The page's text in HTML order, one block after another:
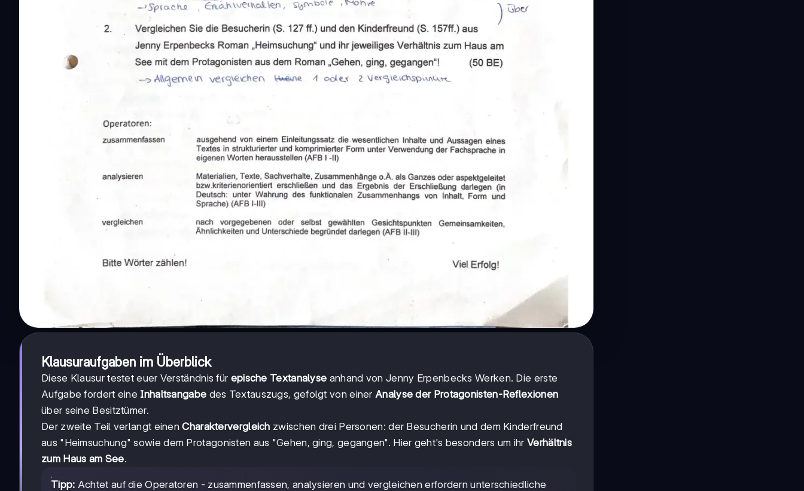
Klausuraufgaben im Überblick
Diese Klausur testet euer Verständnis für epische Textanalyse anhand von Jenny Erpenbecks Werken. Die erste
Aufgabe fordert eine Inhaltsangabe des Textauszugs, gefolgt von einer Analyse der Protagonisten-Reflexionen
über seine Besitztümer.
Der zweite Teil verlangt einenCharaktervergleich zwischen drei Personen: der Besucherin und dem Kinderfreund
aus "Heimsuchung" sowie dem Protagonisten aus "Gehen, ging, gegangen". Hier geht's besonders um ihr Verhältnis
zum Haus am See.
Tipp: Achtet auf die Operatoren - zusammenfassen, analysieren und vergleichen erfordern unterschiedliche